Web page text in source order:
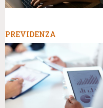
PREVIDENZA